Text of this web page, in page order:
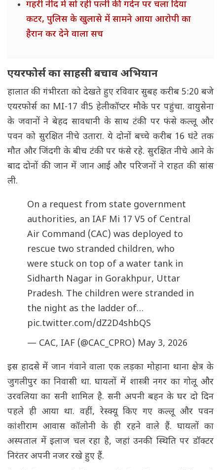
गहरी नींद में सो रही पत्नी की गर्दन पर चला दिया
कटर, पुलिस के खुलासे में सामने आया आरोपी का
हैरान कर देने वाला सच
एयरफोर्स का साहसी बचाव अभियान
हालात की गंभीरता को देखते हुए रविवार सुबह करीब 5:20 बजे
एयरफोर्स का MI-17 वी5 हेलीकॉप्टर मौके पर पहुंचा. वायुसेना
के जवानों ने बेहद सावधानी के साथ टंकी पर फंसे कल्लू और
पवन को सुरक्षित नीचे उतारा. ये दोनों बच्चे करीब 16 घंटे तक
मौत और जिंदगी के बीच टंकी पर फंसे रहे. सुरक्षित नीचे आने के
बाद दोनों की जान में जान आई और परिजनों ने राहत की सांस
ली.
On a request from state government
authorities, an IAF Mi 17 V5 of Central
Air Command (CAC) was deployed to
rescue two stranded children, who
were stuck on top of a water tank in
Sidharth Nagar in Gorakhpur, Uttar
Pradesh. The children were stranded in
the night as the ladder of…
pic.twitter.com/dZ2D4shbQS
— CAC, IAF (@CAC_CPRO) May 3, 2026
इस हादसे में जान गंवाने वाला एक लड़का मोहाना थाना क्षेत्र के
जुगलीपुर का निवासी था. घायलों में शास्त्री नगर का गोलू और
उरवलिया का सनी शामिल है. सनी अपनी बहन के घर दो दिन
पहले ही आया था. वहीं, रेस्क्यू किए गए कल्लू और पवन
कांशीराम आवास कॉलोनी के ही रहने वाले हैं. घायलों का
अस्पताल में इलाज चल रहा है, जहां उनकी स्थिति पर डॉक्टर
निरंतर अपनी नजर रखे हुए हैं.